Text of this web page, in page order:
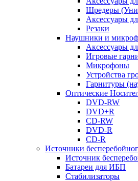
Шредеры
Аксессуары
Резаки
Наушники и
Аксессуары
Игровые
Микрофоны
Устройства
Гарнитуры
Оптические
DVD-RW
DVD+R
CD-RW
DVD-R
CD-R
Источники
Источник
Батареи для ИБП
Стабилизаторы